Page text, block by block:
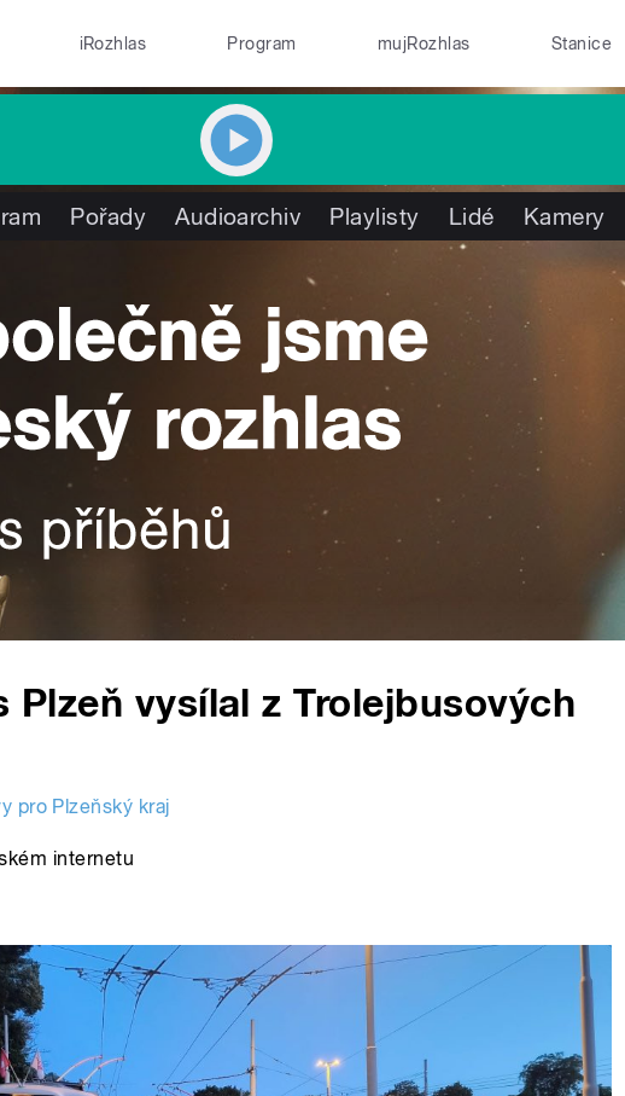
iRozhlas Program mujRozhlas Stanice
Pořady Audioarchiv Playlisty Lidé Kamery
Plzeň vysílal z Trolejbusových
pro Plzeňský kraj
internetu